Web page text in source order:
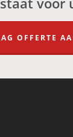
OFFERTE